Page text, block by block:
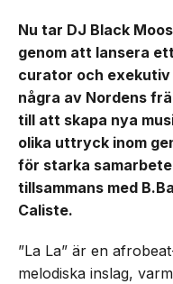
Nu tar DJ Black
genom att lansera
curator och
några av Nordens
till att skapa nya
olika uttryck inom
för starka
tillsammans med
Caliste.
”La La” är en
melodiska inslag,